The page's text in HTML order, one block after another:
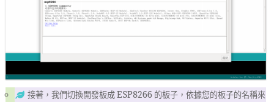
接著，我們切換開發板成 ESP8266 的板子，依據您的板子的名稱來